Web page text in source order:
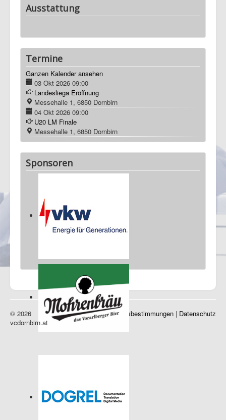
Ausstattung
Termine
03 Okt 2026
Landesliega Eröffnung
Messehalle 1, 6850 Dornbirn
04 Okt 2026 09:00